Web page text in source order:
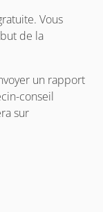
Vous
de la
un rapport
conseil
sur